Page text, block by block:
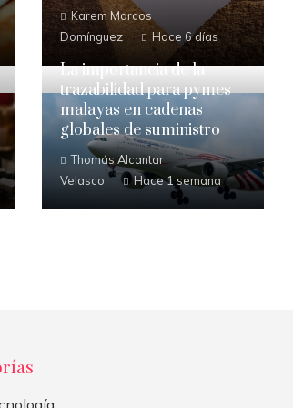
Karem Marcos
Domínguez
Hace 6 días
La importancia de la
trazabilidad para pymes
malayas en cadenas
globales de suministro
Thomás Alcantar
Velasco
Hace 1 semana